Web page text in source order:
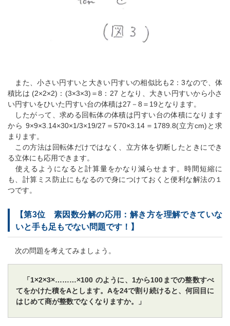
また、小さい円すいと大きい円すいの相似比も2：3なので、体
積比は (2×2×2)：(3×3×3)＝8：27 となり、大きい円すいから小さ
い円すいをひいた円すい台の体積は27－8＝19となります。
したがって、求める回転体の体積は円すい台の体積になります
から 9×9×3.14×30×1/3×19/27＝570×3.14＝1789.8(立方cm)と求
まります。
この方法は回転体だけではなく、立方体を切断したときにでき
る立体にも応用できます。
使えるようになると計算量をかなり減らせます。時間短縮に
も、計算ミス防止にもなるので身につけておくと便利な解法の１
つです。
【第3位 素因数分解の応用：解き方を理解できていな
いと手も足もでない問題です！】
次の問題を考えてみましょう。
「1×2×3×………×100 のように、1から100までの整数すべ
てをかけた積をAとします。Aを24で割り続けると、何回目に
はじめて商が整数でなくなりますか。」